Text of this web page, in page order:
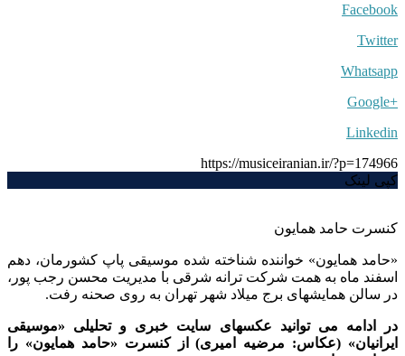
Facebook
Twitter
Whatsapp
+Google
Linkedin
https://musiceiranian.ir/?p=174966
کپی لینک
کنسرت حامد همایون
«حامد همایون» خواننده شناخته شده موسیقی پاپ کشورمان، دهم
اسفند ماه به همت شرکت ترانه شرقی با مدیریت محسن رجب پور،
در سالن همایشهای برج میلاد شهر تهران به روی صحنه رفت.
در ادامه می توانید عکسهای سایت خبری و تحلیلی «موسیقی
ایرانیان» (عکاس: مرضیه امیری) از کنسرت «حامد همایون» را